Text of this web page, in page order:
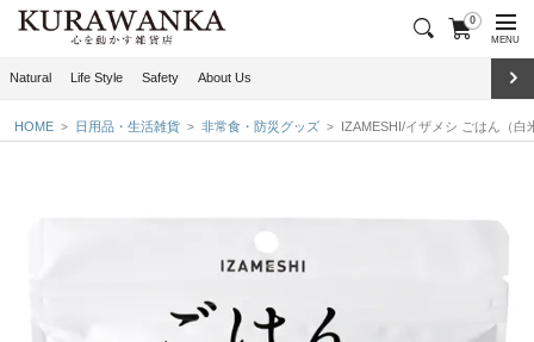
0
MENU
Natural Life Style Safety About Us
HOME 日用品・生活雑貨 非常食・防災グッズ IZAMESHI/イザメシ ごはん（白